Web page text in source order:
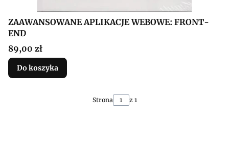
ZAAWANSOWANE APLIKACJE WEBOWE: FRONT-
END
Cena
89,00 zł
Do koszyka
Strona z 1